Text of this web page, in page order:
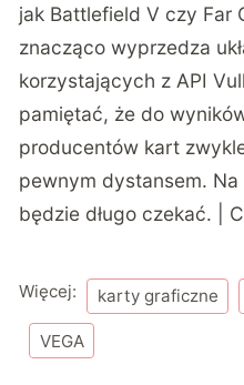
jak Battlefield V czy Far
znacząco wyprzedza
korzystających z API
pamiętać, że do
producentów kart
pewnym dystansem.
będzie długo czekać. |
Więcej: karty graficzne
VEGA